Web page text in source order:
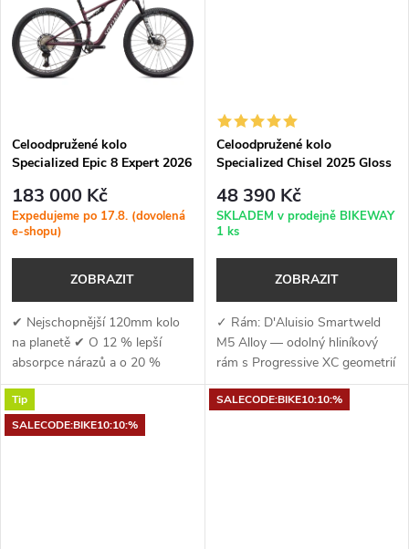
ů
ů
Celoodpružené kolo
Specialized Epic 8 Expert 2026
White
183 000 Kč
Expedujeme po 17.8. (dovolená
e-shopu)
ZOBRAZIT
✔ Nejschopnější 120mm kolo
na planetě ✔ O 12 % lepší
absorpce nárazů a o 20 %
menší pohupování při šlapání ✔
Ride Dynamics vyvinul
RockShox SIDLuxe Select+
Celoodpružené kolo
Specialized Chisel 2025 Gloss
48 390 Kč
SKLADEM v prodejně BIKEWAY
1 ks
ZOBRAZIT
✓ Rám: D'Aluisio Smartweld
M5 Alloy — odolný hliníkový
rám s Progressive XC geometrií
a 110mm zadního zdvihu ✓
Vidlice: RockShox Recon Silver
Tip
SALECODE:BIKE10:10:%
SALECODE:BIKE10:10:%